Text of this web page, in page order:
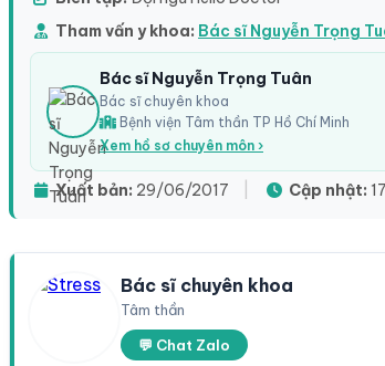
Tham vấn y khoa: Bác sĩ Nguyễn Trọng
Bác sĩ Nguyễn Trọng Tuân
Bác sĩ chuyên khoa
Bệnh viện Tâm thần TP Hồ Chí Minh
Xem hồ sơ chuyên môn ›
Xuất bản: 29/06/2017 Cập nhật:
Bác sĩ chuyên khoa
Tâm thần
💬 Chat Zalo